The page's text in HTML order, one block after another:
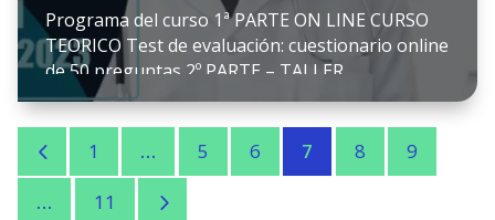
Programa del curso 1ª PARTE ON LINE CURSO
TEORICO Test de evaluación: cuestionario online
de 50 preguntas 2º PARTE – TALLER
PRESENCIAL: 25 plazas (24 de junio de 2023 –
Hospital Universitario Getafe, Madrid). Dirigido
a: Residentes de 4º año y adjuntos de Geriatría
interesados en la valoración y atención de la
sarcopenia y nutrición en […]
4 1 … 5 6 7 8
9
…
11 5